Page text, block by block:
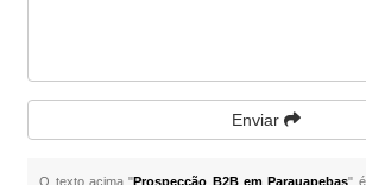
Enviar
O texto acima "Prospecção B2B em Parauapebas"